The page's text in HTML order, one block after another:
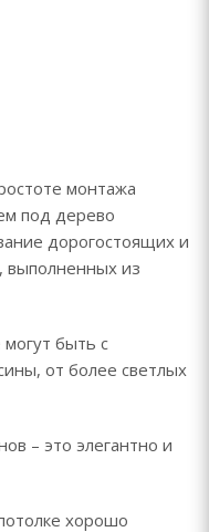
монтажа
под дерево
дорогостоящих и
выполненных из
быть с
от более светлых
– это элегантно и
хорошо